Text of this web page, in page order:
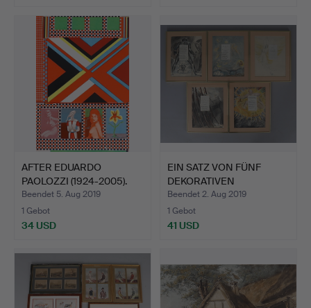
AFTER EDUARDO
PAOLOZZI (1924-2005).
TEIL E…
Beendet 5. Aug 2019
1 Gebot
34 USD
EIN SATZ VON FÜNF
DEKORATIVEN
GEDICHTEN.
Beendet 2. Aug 2019
1 Gebot
41 USD